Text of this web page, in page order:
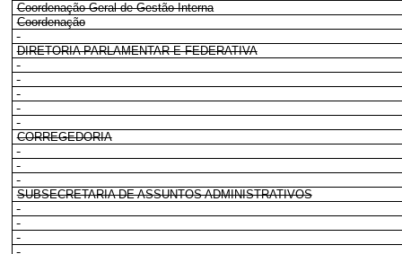
Coordenação-Geral de Gestão Interna
Coordenação
DIRETORIA PARLAMENTAR E FEDERATIVA
CORREGEDORIA
SUBSECRETARIA DE ASSUNTOS ADMINISTRATIVOS